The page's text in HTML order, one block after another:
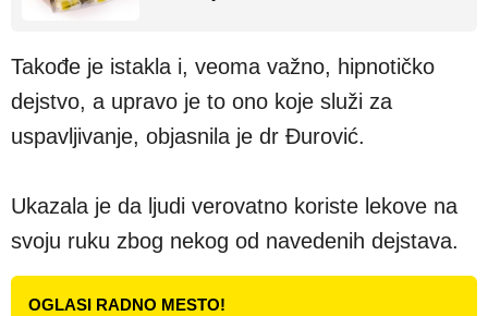
Takođe je istakla i, veoma važno, hipnotičko
dejstvo, a upravo je to ono koje služi za
uspavljivanje, objasnila je dr Đurović.
Ukazala je da ljudi verovatno koriste lekove na
svoju ruku zbog nekog od navedenih dejstava.
OGLASI RADNO MESTO!